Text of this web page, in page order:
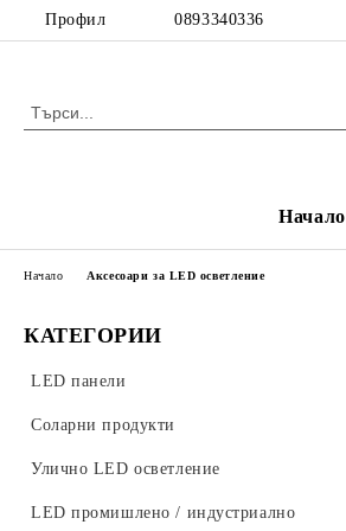
Профил 0893340336
Начало
КАТЕГОРИИ
LED панели
LED панели за растерен таван
Ултратънки LED панели
Стъклени LED панели
Соларни продукти
Соларни градински лампи
Улично LED осветление
Аксесоари за улично осветление
LED промишлено / индустриално
Начало Аксесоари за LED осветление